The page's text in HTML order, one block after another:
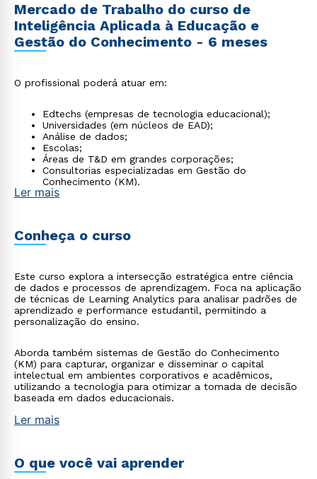
Mercado de Trabalho do curso de
Inteligência Aplicada à Educação e
Gestão do Conhecimento - 6 meses
O profissional poderá atuar em:
Edtechs (empresas de tecnologia educacional);
Universidades (em núcleos de EAD);
Análise de dados;
Escolas;
Áreas de T&D em grandes corporações;
Consultorias especializadas em Gestão do
Conhecimento (KM).
Ler mais
Conheça o curso
Este curso explora a intersecção estratégica entre ciência
de dados e processos de aprendizagem. Foca na aplicação
de técnicas de Learning Analytics para analisar padrões de
aprendizado e performance estudantil, permitindo a
personalização do ensino.
Aborda também sistemas de Gestão do Conhecimento
(KM) para capturar, organizar e disseminar o capital
intelectual em ambientes corporativos e acadêmicos,
utilizando a tecnologia para otimizar a tomada de decisão
baseada em dados educacionais.
Ler mais
O que você vai aprender